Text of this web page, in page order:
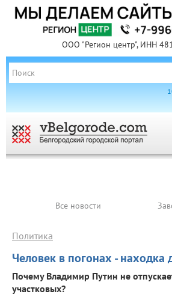
ООО "Регион центр", ИНН
Все новости
Человек в погонах - находка
Политика
Почему Владимир Путин не
участковых?